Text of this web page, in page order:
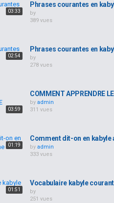
03:33
Phrases courantes en
by
389 vues
02:54
Phrases courantes en
by
278 vues
03:59
COMMENT APPRENDRE
by admin
311 vues
01:19
Comment dit-on en kabyle
by admin
333 vues
01:51
Vocabulaire kabyle courant
by
251 vues